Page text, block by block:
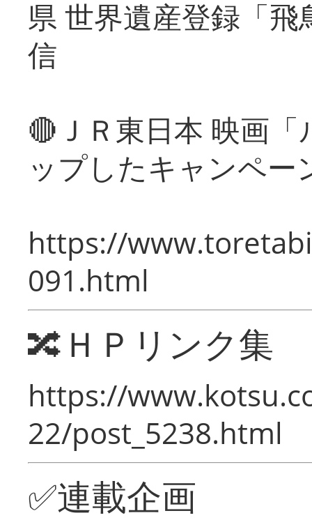
県 世界遺産登録「
信
🔴ＪＲ東日本 映画
ップしたキャンペー
https://
091.html
🔀ＨＰリンク集
https://
22/post_5238.html
✅連載企画